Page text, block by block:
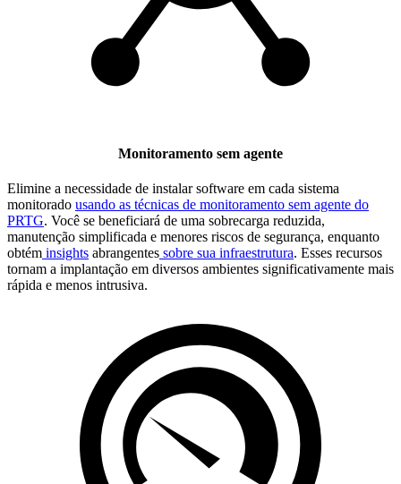
Monitoramento sem agente
Elimine a necessidade de instalar software em cada sistema
monitorado usando as técnicas de monitoramento sem agente do
PRTG. Você se beneficiará de uma sobrecarga reduzida,
manutenção simplificada e menores riscos de segurança, enquanto
obtém insights abrangentes sobre sua infraestrutura. Esses recursos
tornam a implantação em diversos ambientes significativamente mais
rápida e menos intrusiva.